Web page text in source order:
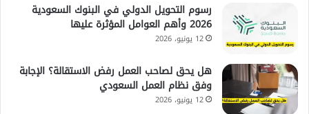
رسوم التحويل الدولي في البنوك السعودية
2026 وأهم العوامل المؤثرة عليها
12 يونيو، 2026
هل يحق لصاحب العمل رفض الاستقالة؟ الإجابة
وفق نظام العمل السعودي
12 يونيو، 2026